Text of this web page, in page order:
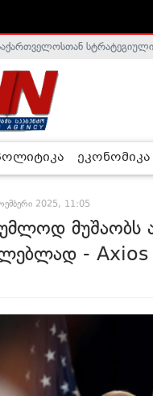
დე-ფაქტო მთავრობა
სტრატეგიული
ეკონომიკა
2025, 11:05
მუშაობს
- Axios